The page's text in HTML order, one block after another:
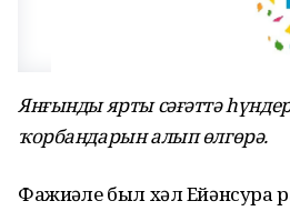
Янғынды ярты сәғәттә
ҡорбандарын алып өлгөрә.
Фажиғәле был хәл